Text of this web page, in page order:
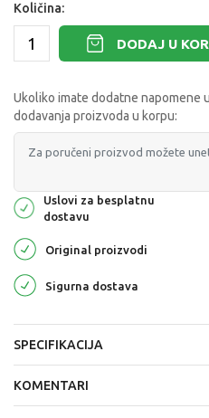
Količina:
DODAJ U
Ukoliko imate dodatne napomene
dodavanja proizvoda u korpu:
Uslovi za besplatnu
dostavu
Original proizvodi
Sigurna dostava
SPECIFIKACIJA
KOMENTARI